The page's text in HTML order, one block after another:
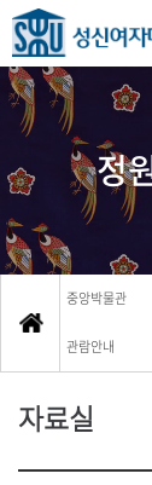
정
중앙박물관
관람안내
자료실